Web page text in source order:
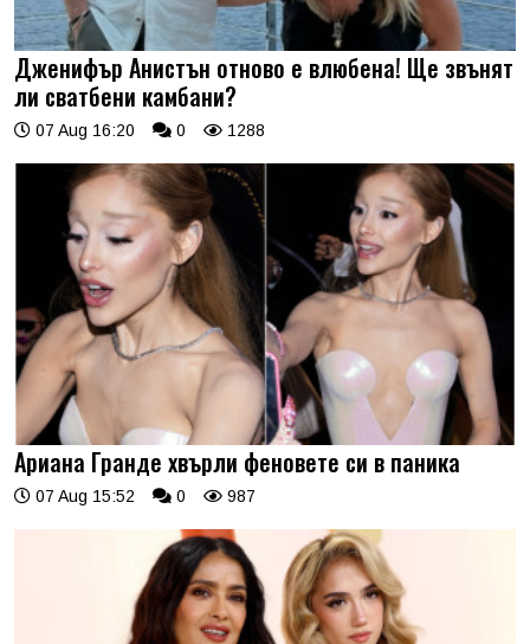
Дженифър Анистън отново е влюбена! Ще звънят
ли сватбени камбани?
07 Aug 16:20 0 1288
Ариана Гранде хвърли феновете си в паника
07 Aug 15:52 0 987